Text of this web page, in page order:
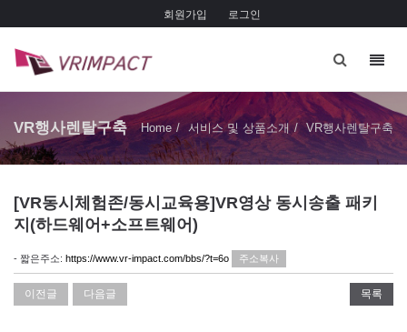
회원가입 로그인
VR행사렌탈구축 Home 서비스 및 상품소개 VR행사렌탈구축
[VR동시체험존/동시교육용]VR영상 동시송출 패키
지(하드웨어+소프트웨어)
- 짧은주소: https://www.vr-impact.com/bbs/?t=6o 주소복사
이전글 다음글 목록